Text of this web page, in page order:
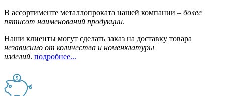
В ассортименте металлопроката нашей компании – более
пятисот наименований продукции.
Наши клиенты могут сделать заказ на доставку товара
независимо от количества и номенклатуры
изделий. подробнее...